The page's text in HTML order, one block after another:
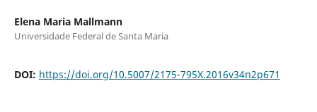
Elena Maria Mallmann
Universidade Federal de Santa Maria
DOI: https://doi.org/10.5007/2175-795X.2016v34n2p671